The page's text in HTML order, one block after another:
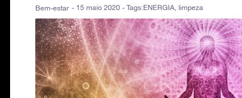
Bem-estar - 15 maio 2020 - Tags:ENERGIA, limpeza